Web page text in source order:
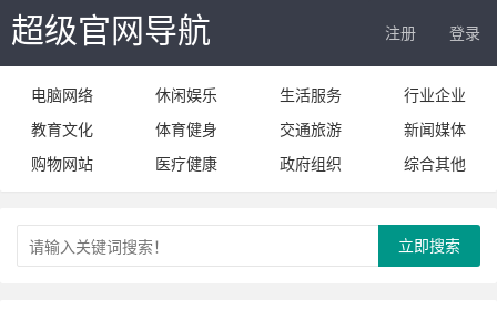
超级官网导航 注册 登录
电脑网络 休闲娱乐 生活服务
行业企业
教育文化
体育健身 交通旅游
新闻媒体
购物网站
医疗健康 政府组织 综合其他
立即搜索